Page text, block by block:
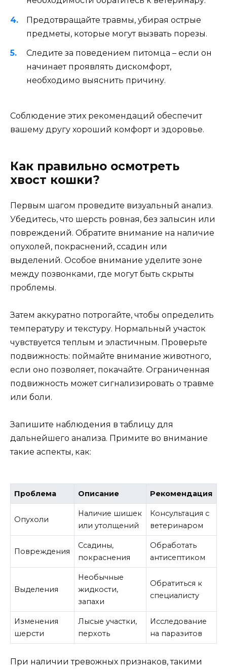
Предотвращайте травмы, убирая острые
предметы, которые могут вызвать порезы.
Следите за поведением питомца – если он
начинает проявлять дискомфорт,
необходимо выяснить причину.
Соблюдение этих рекомендаций обеспечит
вашему другу хороший комфорт и здоровье.
Как правильно осмотреть
хвост кошки?
Первым шагом проведите визуальный анализ.
Убедитесь, что шерсть ровная, без залысин или
повреждений. Обратите внимание на наличие
опухолей, покраснений, ссадин или
выделений. Особое внимание уделите зоне
между позвонками, где могут быть скрыты
проблемы.
Затем аккуратно потрогайте, чтобы определить
температуру и текстуру. Нормальный участок
чувствуется теплым и эластичным. Проверьте
подвижность: поймайте внимание животного,
если оно позволяет, покачайте. Ограниченная
подвижность может сигнализировать о травме
или боли.
Запишите наблюдения в таблицу для
дальнейшего анализа. Примите во внимание
такие аспекты, как:
Проблема Описание Рекомендация
Опухоли
Наличие шишек
или утолщений
Консультация с
ветеринаром
Повреждения
Ссадины,
покраснения
Обработать
антисептиком
Выделения
Необычные
жидкости,
запахи
Обратиться к
специалисту
Изменения
шерсти
Лысые участки,
перхоть
Исследование
на паразитов
При наличии тревожных признаков, такими